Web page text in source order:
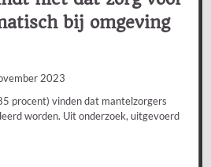
bij omgeving
2023
procent) vinden dat mantelzorgers
worden. Uit onderzoek, uitgevoerd